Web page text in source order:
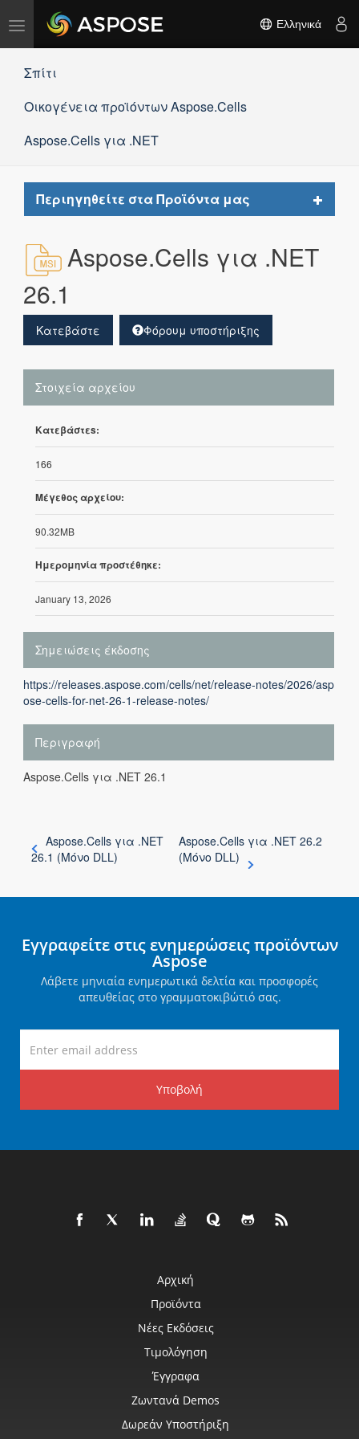
Εναλλαγή
πλοήγησης
Ελληνικά
Σπίτι
Οικογένεια προϊόντων Aspose.Cells
Aspose.Cells για .NET
Περιηγηθείτε στα Προϊόντα μας
Toggle
Aspose.Cells για .NET
26.1
Κατεβάστε Φόρουμ υποστήριξης
Στοιχεία αρχείου
Κατεβάστεs:
166
Μέγεθος αρχείου:
90.32MB
Ημερομηνία προστέθηκε:
January 13, 2026
Σημειώσεις έκδοσης
https://releases.aspose.com/cells/net/release-notes/2026/asp
ose-cells-for-net-26-1-release-notes/
Περιγραφή
Aspose.Cells για .NET 26.1
Aspose.Cells για .NET
26.1 (Μόνο DLL)
Aspose.Cells για .NET 26.2
(Μόνο DLL)
Εγγραφείτε στις ενημερώσεις προϊόντων
Aspose
Λάβετε μηνιαία ενημερωτικά δελτία και προσφορές
απευθείας στο γραμματοκιβώτιό σας.
Υποβολή
Αρχική
Προϊόντα
Νέες Εκδόσεις
Τιμολόγηση
Έγγραφα
Ζωντανά Demos
Δωρεάν Υποστήριξη